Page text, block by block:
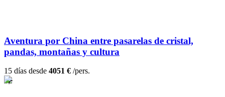
Aventura por China entre pasarelas de cristal,
pandas, montañas y cultura
15 días desde 4051 € /pers.